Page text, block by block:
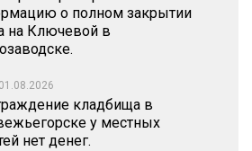
о полном закрытии
на Ключевой в
01.08.2026
кладбища в
у местных
нет денег.